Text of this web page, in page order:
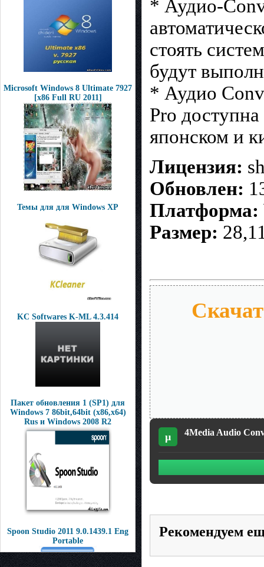
Microsoft Windows 8 Ultimate 7927
[x86 Full RU 2011]
Темы для для Windows XP
KC Softwares K-ML 4.3.414
Пакет обновления 1 (SP1) для
Windows 7 86bit,64bit (x86,x64)
Rus и Windows 2008 R2
Spoon Studio 2011 9.0.1439.1 Eng
Portable
* Аудио-
стоять
будут
* Аудио
Pro
японском и
Лицензия:
Обновлен:
Платформа:
Размер:
µ 4Media Audio
Рекомендуем